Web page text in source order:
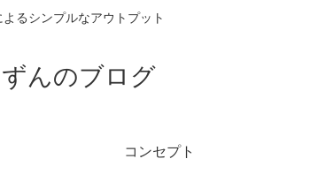
るシンプルなアウトプット
んのブログ
コンセプト